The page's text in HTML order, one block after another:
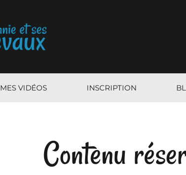
MES VIDÉOS INSCRIPTION
Contenu